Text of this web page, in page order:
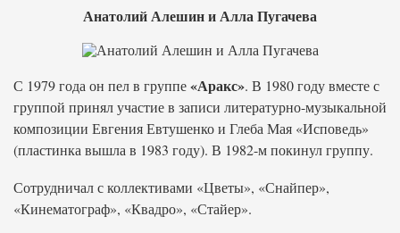
Анатолий Алешин и Алла Пугачева
С 1979 года он пел в группе«Аракс». В 1980 году вместе с
группой принял участие в записи литературно-музыкальной
композиции Евгения Евтушенко и Глеба Мая «Исповедь»
(пластинка вышла в 1983 году). В 1982-м покинул группу.
Сотрудничал с коллективами «Цветы», «Снайпер»,
«Кинематограф», «Квадро», «Стайер».